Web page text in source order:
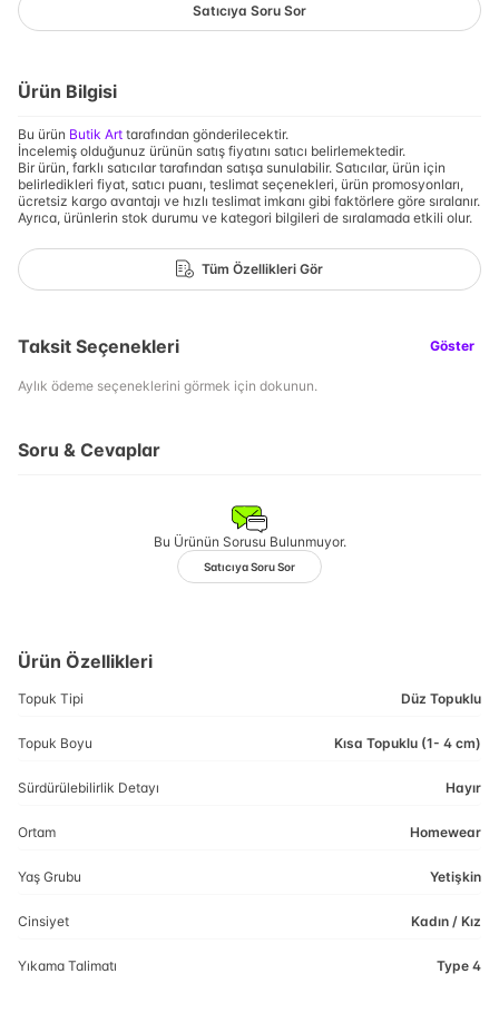
Satıcıya Soru Sor
Ürün Bilgisi
Bu ürün Butik Art tarafından gönderilecektir.
İncelemiş olduğunuz ürünün satış fiyatını satıcı belirlemektedir.
Bir ürün, farklı satıcılar tarafından satışa sunulabilir. Satıcılar, ürün için
belirledikleri fiyat, satıcı puanı, teslimat seçenekleri, ürün promosyonları,
ücretsiz kargo avantajı ve hızlı teslimat imkanı gibi faktörlere göre sıralanır.
Ayrıca, ürünlerin stok durumu ve kategori bilgileri de sıralamada etkili olur.
Tüm Özellikleri Gör
Taksit Seçenekleri Göster
Aylık ödeme seçeneklerini görmek için dokunun.
Soru & Cevaplar
Bu Ürünün Sorusu Bulunmuyor.
Satıcıya Soru Sor
Ürün Özellikleri
Topuk Tipi Düz Topuklu
Topuk Boyu Kısa Topuklu (1- 4 cm)
Sürdürülebilirlik Detayı Hayır
Ortam Homewear
Yaş Grubu Yetişkin
Cinsiyet Kadın / Kız
Yıkama Talimatı Type 4